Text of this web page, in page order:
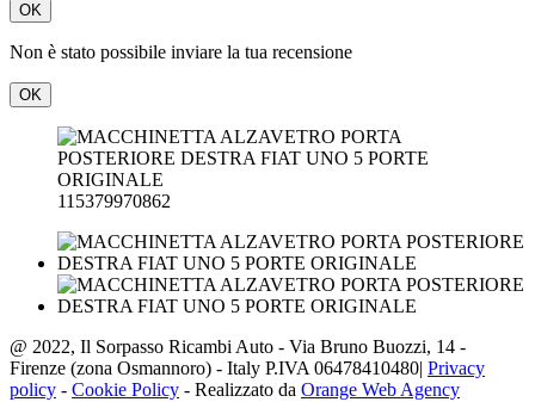
OK
Non è stato possibile inviare la tua recensione
OK
115379970862
@ 2022, Il Sorpasso Ricambi Auto - Via Bruno Buozzi, 14 -
Firenze (zona Osmannoro) - Italy P.IVA 06478410480| Privacy
policy - Cookie Policy - Realizzato da Orange Web Agency